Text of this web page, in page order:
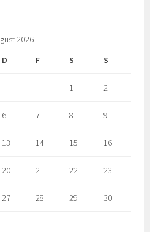
2026
D F S S
1 2
6 7 8 9
13 14 15 16
20 21 22 23
27 28 29 30